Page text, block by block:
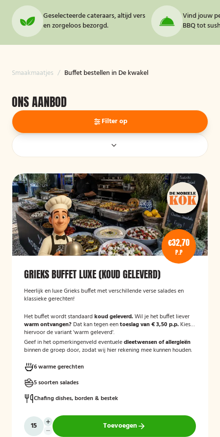
Geselecteerde cateraars, altijd vers
en zorgeloos bezorgd.
Vind jouw
BBQ tot
Smaakmaatjes / Buffet bestellen in De kwakel
ONS AANBOD
Filter op
€32,70
P.P
GRIEKS BUFFET LUXE (KOUD GELEVERD)
Heerlijk en luxe Grieks buffet met verschillende verse salades en
klassieke gerechten!
Het buffet wordt standaard koud geleverd.Wil je het buffet liever
warm ontvangen? Dat kan tegen eentoeslag van € 3,50 p.p. Kies
hiervoor de variant 'warm geleverd'.
Geef in het opmerkingenveld eventueledieetwensen of allergieën
binnen de groep door, zodat wij hier rekening mee kunnen houden.
6 warme gerechten
5 soorten salades
Chafing dishes, borden & bestek
Toevoegen